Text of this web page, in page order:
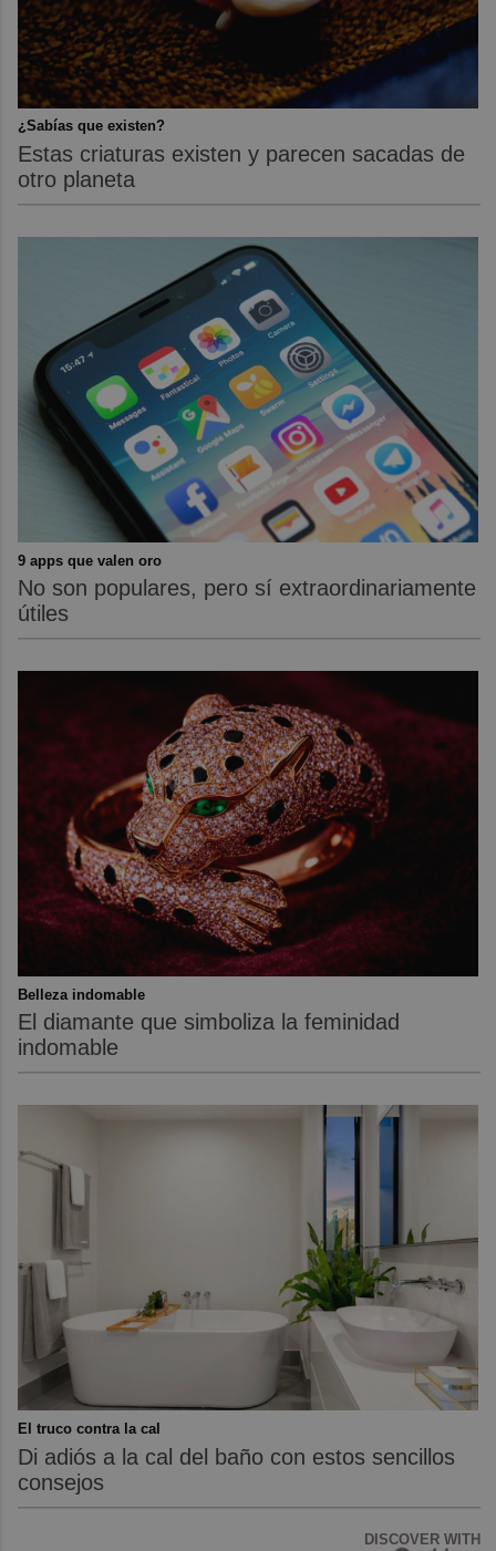
¿Sabías que existen?
Estas criaturas existen y parecen sacadas de
otro planeta
9 apps que valen oro
No son populares, pero sí extraordinariamente
útiles
Belleza indomable
El diamante que simboliza la feminidad
indomable
El truco contra la cal
Di adiós a la cal del baño con estos sencillos
consejos
DISCOVER WITH